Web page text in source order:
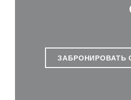
ЗАБРОНИРОВАТЬ